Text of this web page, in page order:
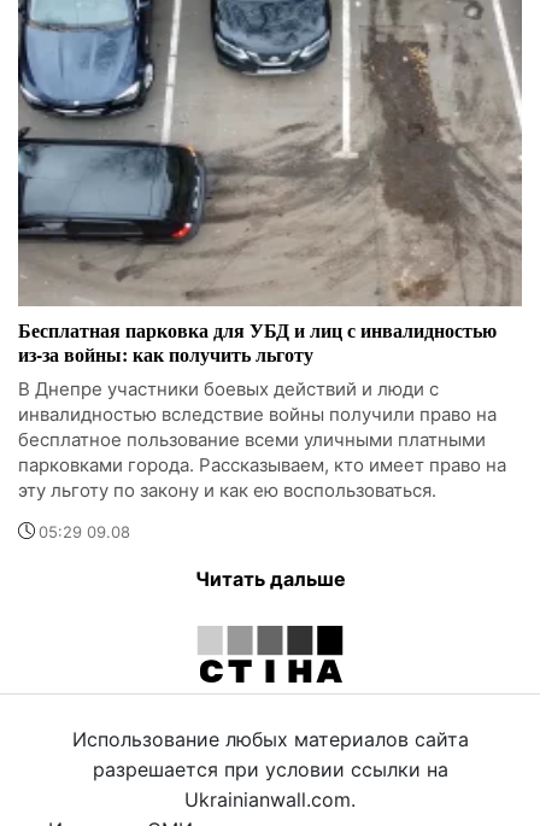
Бесплатная парковка для УБД и лиц с инвалидностью
из-за войны: как получить льготу
В Днепре участники боевых действий и люди с
инвалидностью вследствие войны получили право на
бесплатное пользование всеми уличными платными
парковками города. Рассказываем, кто имеет право на
эту льготу по закону и как ею воспользоваться.
05:29 09.08
Читать дальше
Использование любых материалов сайта
разрешается при условии ссылки на
Ukrainianwall.com.